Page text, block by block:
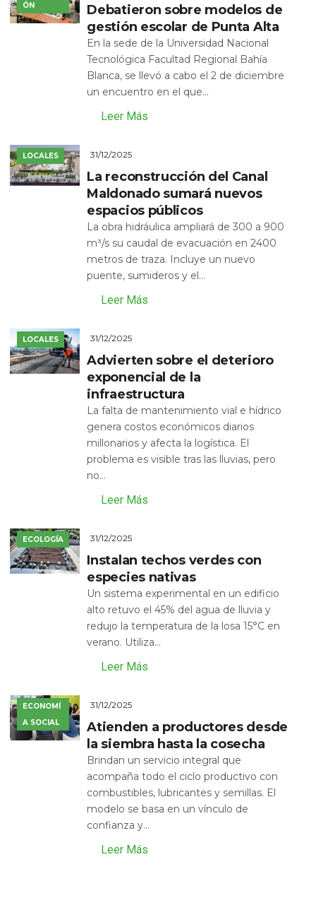
ÓN
Debatieron sobre modelos de
gestión escolar de Punta Alta
En la sede de la Universidad Nacional
Tecnológica Facultad Regional Bahía
Blanca, se llevó a cabo el 2 de diciembre
un encuentro en el que...
Leer Más
LOCALES 31/12/2025
La reconstrucción del Canal
Maldonado sumará nuevos
espacios públicos
La obra hidráulica ampliará de 300 a 900
m³/s su caudal de evacuación en 2400
metros de traza. Incluye un nuevo
puente, sumideros y el...
Leer Más
LOCALES 31/12/2025
Advierten sobre el deterioro
exponencial de la
infraestructura
La falta de mantenimiento vial e hídrico
genera costos económicos diarios
millonarios y afecta la logística. El
problema es visible tras las lluvias, pero
no...
Leer Más
ECOLOGÍA 31/12/2025
Instalan techos verdes con
especies nativas
Un sistema experimental en un edificio
alto retuvo el 45% del agua de lluvia y
redujo la temperatura de la losa 15°C en
verano. Utiliza...
Leer Más
ECONOMÍ
A SOCIAL
31/12/2025
Atienden a productores desde
la siembra hasta la cosecha
Brindan un servicio integral que
acompaña todo el ciclo productivo con
combustibles, lubricantes y semillas. El
modelo se basa en un vínculo de
confianza y...
Leer Más